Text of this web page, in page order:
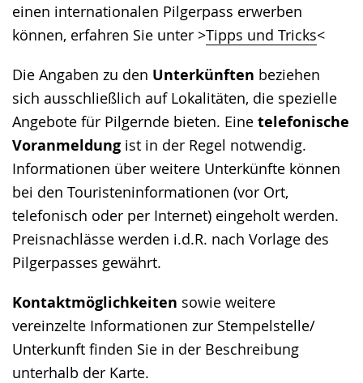
einen internationalen Pilgerpass erwerben
können, erfahren Sie unter >Tipps und Tricks<
Die Angaben zu den Unterkünften beziehen
sich ausschließlich auf Lokalitäten, die spezielle
Angebote für Pilgernde bieten. Eine telefonische
Voranmeldung ist in der Regel notwendig.
Informationen über weitere Unterkünfte können
bei den Touristeninformationen (vor Ort,
telefonisch oder per Internet) eingeholt werden.
Preisnachlässe werden i.d.R. nach Vorlage des
Pilgerpasses gewährt.
Kontaktmöglichkeiten sowie weitere
vereinzelte Informationen zur Stempelstelle/
Unterkunft finden Sie in der Beschreibung
unterhalb der Karte.